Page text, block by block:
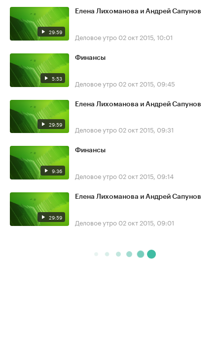
29:59
Елена Лихоманова и Андрей Сапунов
Деловое утро 02 окт 2015, 10:01
5:53
Финансы
Деловое утро 02 окт 2015, 09:45
29:59
Елена Лихоманова и Андрей Сапунов
Деловое утро 02 окт 2015, 09:31
9:36
Финансы
Деловое утро 02 окт 2015, 09:14
29:59
Елена Лихоманова и Андрей Сапунов
Деловое утро 02 окт 2015, 09:01